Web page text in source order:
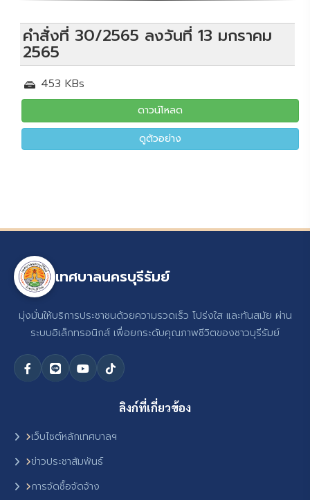
คำสั่งที่ 30/2565 ลงวันที่ 13 มกราคม
2565
453 KBs
ดาวน์โหลด
ดูตัวอย่าง
เทศบาลนครบุรีรัมย์
มุ่งมั่นให้บริการประชาชนด้วยความรวดเร็ว โปร่งใส และทันสมัย ผ่าน
ระบบอิเล็กทรอนิกส์ เพื่อยกระดับคุณภาพชีวิตของชาวบุรีรัมย์
ลิงก์ที่เกี่ยวข้อง
เว็บไซต์หลักเทศบาลฯ
ข่าวประชาสัมพันธ์
การจัดซื้อจัดจ้าง